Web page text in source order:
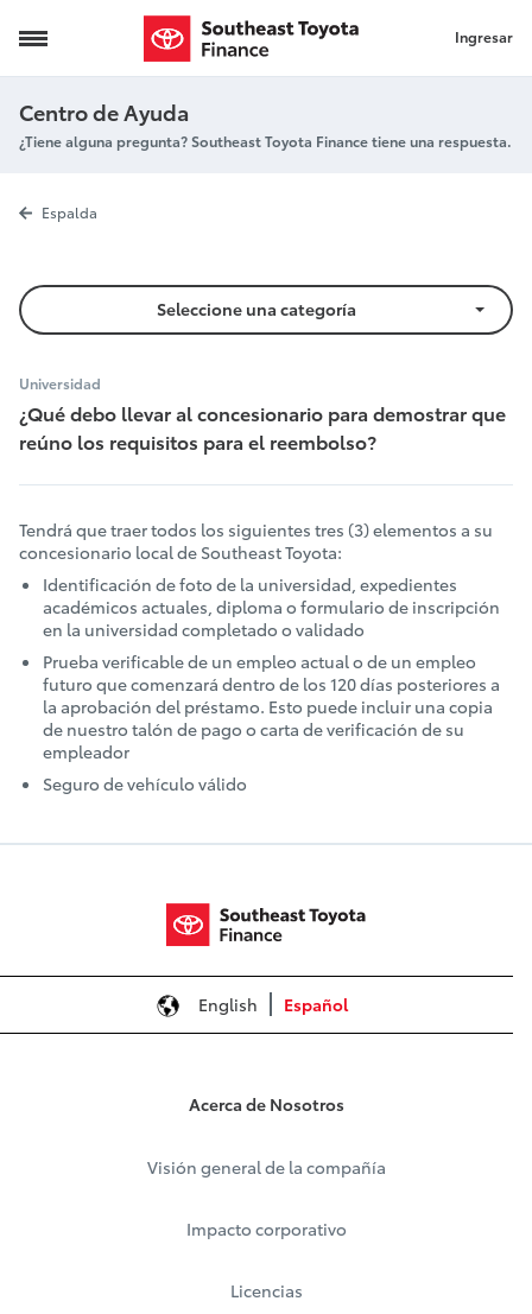
Prueba de graduación Ingresar
Centro de Ayuda
¿Tiene alguna pregunta? Southeast Toyota Finance tiene una respuesta.
Prueba de
Espalda
Seleccione una categoría
Universidad
¿Qué debo llevar al concesionario para demostrar que
reúno los requisitos para el reembolso?
Tendrá que traer todos los siguientes tres (3) elementos a su
concesionario local de Southeast Toyota:
Identificación de foto de la universidad, expedientes
académicos actuales, diploma o formulario de inscripción
en la universidad completado o validado
Prueba verificable de un empleo actual o de un empleo
futuro que comenzará dentro de los 120 días posteriores a
la aprobación del préstamo. Esto puede incluir una copia
de nuestro talón de pago o carta de verificación de su
empleador
Seguro de vehículo válido
English Español
Acerca de Nosotros
Visión general de la compañía
Impacto corporativo
Licencias